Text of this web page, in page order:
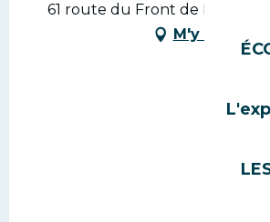
61 route du Front de Neige,
M'y rendre